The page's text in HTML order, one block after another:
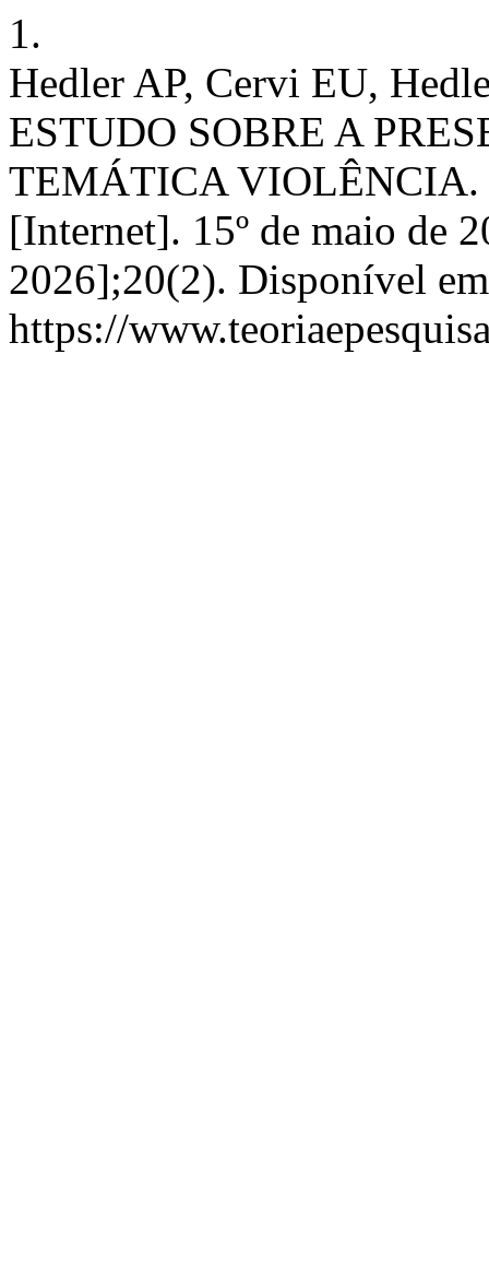
1.
Hedler AP, Cervi EU,
ESTUDO SOBRE A
TEMÁTICA VIOLÊNCIA.
[Internet]. 15º de maio de
2026];20(2). Disponível
https://